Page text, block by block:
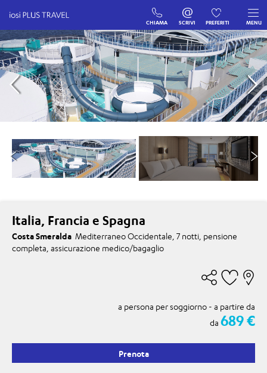
CHIAMA SCRIVI PREFERITI MENU
Italia, Francia e Spagna
Costa Smeralda Mediterraneo Occidentale, 7 notti, pensione
completa, assicurazione medico/bagaglio
a persona per soggiorno - a partire da
da 689 €
Prenota